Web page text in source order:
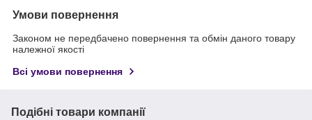
Умови повернення
Законом не передбачено повернення та обмін даного товару
належної якості
Всі умови повернення
Подібні товари компанії